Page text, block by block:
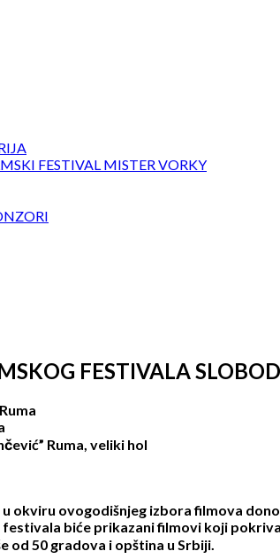
FESTIVAL MISTER VORKY
FESTIVALA
Ruma, veliki hol
u okviru ovogodišnjeg izbora filmova
biće prikazani filmovi koji
od 50 gradova i opština u Srbiji.